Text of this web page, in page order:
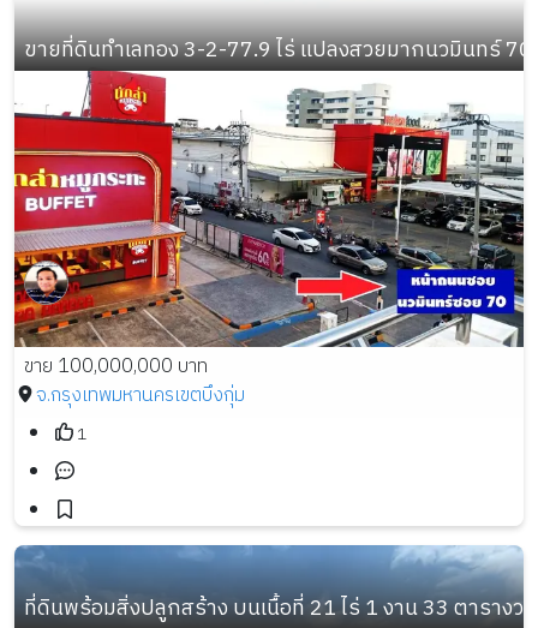
ขายที่ดินทำเลทอง 3-2-77.9 ไร่ แปลงสวยมากนวมินทร์
ขาย 100,000,000 บาท
จ.กรุงเทพมหานครเขตบึงกุ่ม
1
ที่ดินพร้อมสิ่งปลูกสร้าง บนเนื้อที่ 21 ไร่ 1 งาน 33 ตารางวา